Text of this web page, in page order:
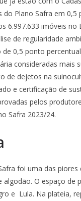
do Plano Safra em
6.997.633 imóveis no
de regularidade
0,5 ponto
consideradas
de dejetos na
e certificação de
pelos
Safra 2023/24.
foi uma das
algodão. O espaço
e Lula. Na plateia,